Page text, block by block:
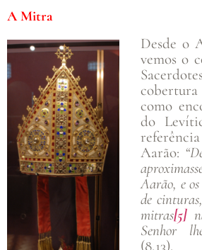
A Mitra
Desde o
vemos o
como
do
Aarão:
Aarão, e
de
mitras[5]
Senhor
(8,13).